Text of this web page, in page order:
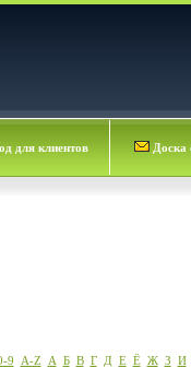
для клиентов Доска
9 A-Z А Б В Г Д Е Ё Ж З И